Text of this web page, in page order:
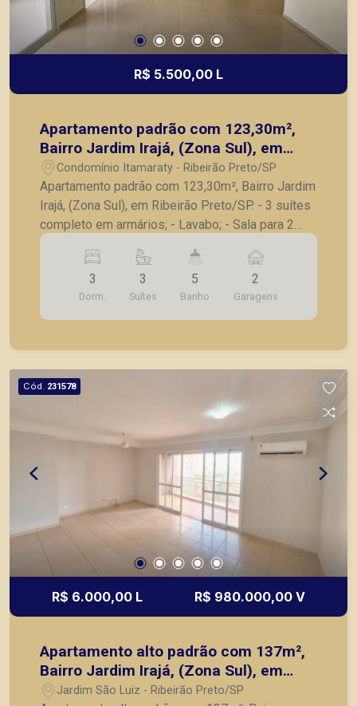
R$ 5.500,00 L
Apartamento padrão com 123,30m²,
Bairro Jardim Irajá, (Zona Sul), em
Ribeirão Preto/SP.
Condomínio Itamaraty - Ribeirão Preto/SP
Apartamento padrão com 123,30m², Bairro Jardim
Irajá, (Zona Sul), em Ribeirão Preto/SP. - 3 suítes
completo em armários; - Lavabo; - Sala para 2
ambientes; - Cozinha planejada; - Lavanderia; -
Banheiro de serviço; - Varanda gourmet fechada
em vidro; - 2 vagas de garagem. A Piramid tem
como objetivo atender seus clientes com
agilidade e segurança, em locação, vendas de
Preto
3
Dorm.
3
Suítes
5
Banho
2
Garagens
Cód. 231578
R$ 6.000,00 L R$ 980.000,00 V
Apartamento alto padrão com 137m²,
Bairro Jardim Irajá, (Zona Sul), em
Ribeirão Preto/SP.
Jardim São Luiz - Ribeirão Preto/SP